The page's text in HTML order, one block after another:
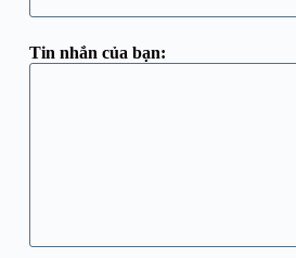
Tin nhắn của bạn: